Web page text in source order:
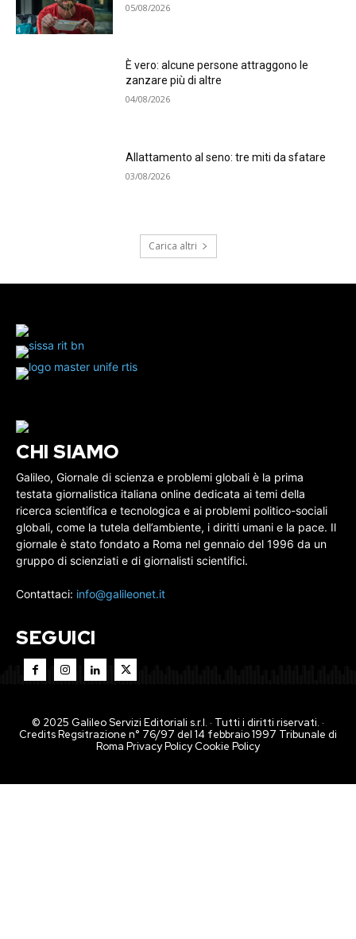
05/08/2026
È vero: alcune persone attraggono le
zanzare più di altre
04/08/2026
Allattamento al seno: tre miti da sfatare
03/08/2026
Carica altri
CHI SIAMO
Galileo, Giornale di scienza e problemi globali è la prima
testata giornalistica italiana online dedicata ai temi della
ricerca scientifica e tecnologica e ai problemi politico-sociali
globali, come la tutela dell’ambiente, i diritti umani e la pace. Il
giornale è stato fondato a Roma nel gennaio del 1996 da un
gruppo di scienziati e di giornalisti scientifici.
Contattaci: info@galileonet.it
SEGUICI
© 2025 Galileo Servizi Editoriali s.r.l. · Tutti i diritti riservati. ·
Credits Regsitrazione n° 76/97 del 14 febbraio 1997 Tribunale di
Roma Privacy PolicyCookie Policy